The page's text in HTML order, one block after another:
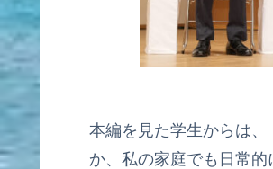
本編を見た学生からは
か、私の家庭でも日常